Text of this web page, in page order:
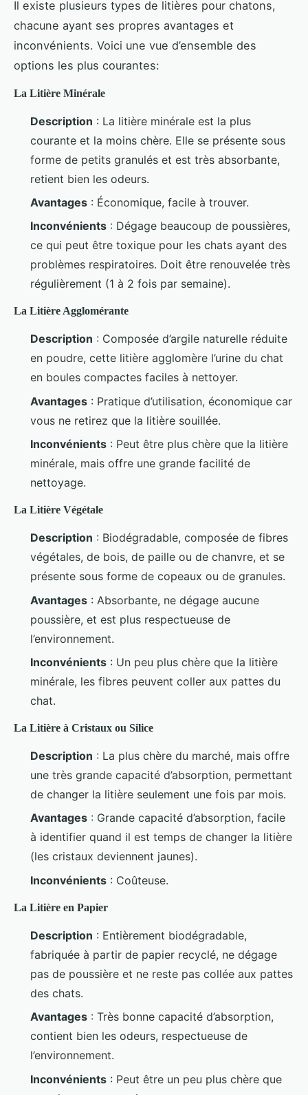
Il existe plusieurs types de litières pour chatons,
chacune ayant ses propres avantages et
inconvénients. Voici une vue d’ensemble des
options les plus courantes:
La Litière Minérale
Description : La litière minérale est la plus
courante et la moins chère. Elle se présente sous
forme de petits granulés et est très absorbante,
retient bien les odeurs.
Avantages : Économique, facile à trouver.
Inconvénients : Dégage beaucoup de poussières,
ce qui peut être toxique pour les chats ayant des
problèmes respiratoires. Doit être renouvelée très
régulièrement (1 à 2 fois par semaine).
La Litière Agglomérante
Description : Composée d’argile naturelle réduite
en poudre, cette litière agglomère l’urine du chat
en boules compactes faciles à nettoyer.
Avantages : Pratique d’utilisation, économique car
vous ne retirez que la litière souillée.
Inconvénients : Peut être plus chère que la litière
minérale, mais offre une grande facilité de
nettoyage.
La Litière Végétale
Description : Biodégradable, composée de fibres
végétales, de bois, de paille ou de chanvre, et se
présente sous forme de copeaux ou de granules.
Avantages : Absorbante, ne dégage aucune
poussière, et est plus respectueuse de
l’environnement.
Inconvénients : Un peu plus chère que la litière
minérale, les fibres peuvent coller aux pattes du
chat.
La Litière à Cristaux ou Silice
Description : La plus chère du marché, mais offre
une très grande capacité d’absorption, permettant
de changer la litière seulement une fois par mois.
Avantages : Grande capacité d’absorption, facile
à identifier quand il est temps de changer la litière
(les cristaux deviennent jaunes).
Inconvénients : Coûteuse.
La Litière en Papier
Description : Entièrement biodégradable,
fabriquée à partir de papier recyclé, ne dégage
pas de poussière et ne reste pas collée aux pattes
des chats.
Avantages : Très bonne capacité d’absorption,
contient bien les odeurs, respectueuse de
l’environnement.
Inconvénients : Peut être un peu plus chère que